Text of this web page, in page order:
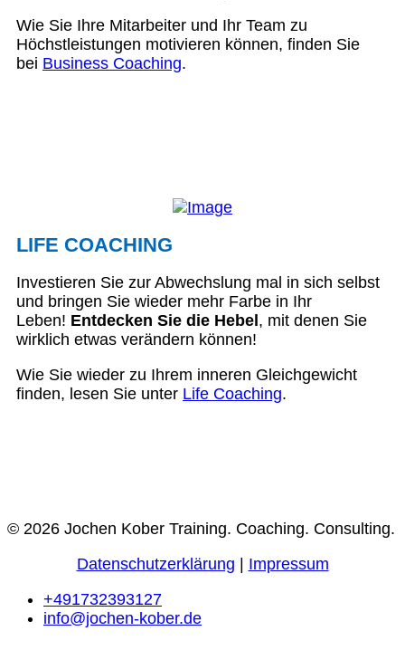
Wie Sie Ihre Mitarbeiter und Ihr Team zu
Höchstleistungen motivieren können, finden Sie
bei Business Coaching.
LIFE COACHING
Investieren Sie zur Abwechslung mal in sich selbst
und bringen Sie wieder mehr Farbe in Ihr
Leben! Entdecken Sie die Hebel , mit denen Sie
wirklich etwas verändern können!
Wie Sie wieder zu Ihrem inneren Gleichgewicht
finden, lesen Sie unter Life Coaching.
© 2026 Jochen Kober Training. Coaching. Consulting.
Datenschutzerklärung
Impressum
+491732393127
info@jochen-kober.de